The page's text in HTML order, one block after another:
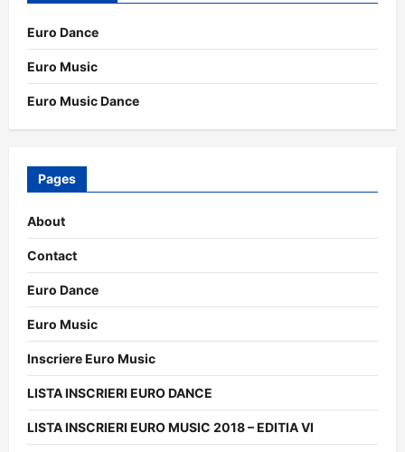
Euro Dance
Euro Music
Euro Music Dance
Pages
About
Contact
Euro Dance
Euro Music
Inscriere Euro Music
LISTA INSCRIERI EURO DANCE
LISTA INSCRIERI EURO MUSIC 2018 – EDITIA VI